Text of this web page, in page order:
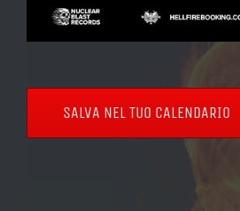
SALVA NEL TUO CALENDARIO